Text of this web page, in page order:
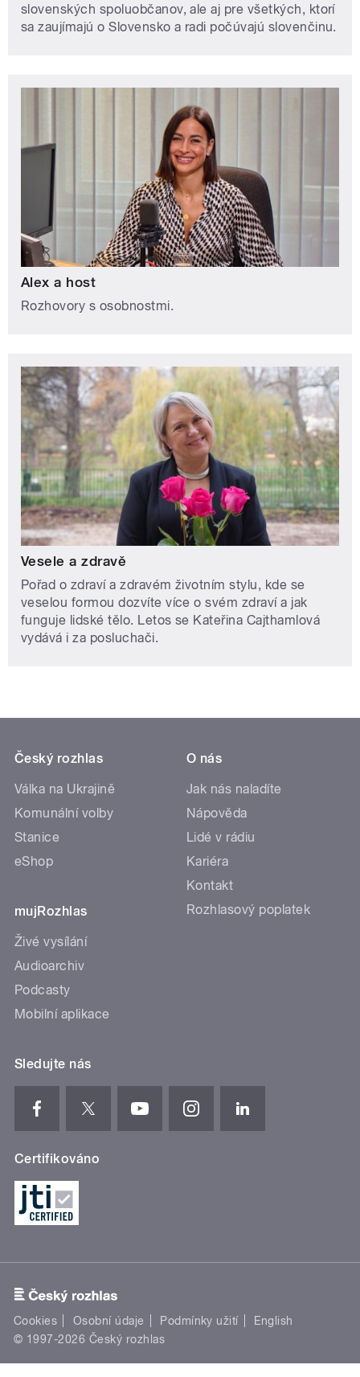
slovenských spoluobčanov, ale aj pre všetkých, ktorí
sa zaujímajú o Slovensko a radi počúvajú slovenčinu.
Alex a host
Rozhovory s osobnostmi.
Vesele a zdravě
Pořad o zdraví a zdravém životním stylu, kde se
veselou formou dozvíte více o svém zdraví a jak
funguje lidské tělo. Letos se Kateřina Cajthamlová
vydává i za posluchači.
Český rozhlas
Válka na Ukrajině
Komunální volby
Stanice
eShop
mujRozhlas
Živé vysílání
Audioarchiv
Podcasty
Mobilní aplikace
O nás
Jak nás naladíte
Nápověda
Lidé v rádiu
Kariéra
Kontakt
Rozhlasový poplatek
Sledujte nás
Certifikováno
Cookies Osobní údaje Podmínky užití
English
© 1997-2026 Český rozhlas